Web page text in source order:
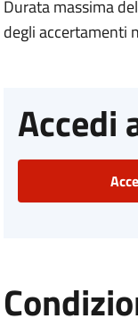
Durata massima
degli accertamenti
Accedi